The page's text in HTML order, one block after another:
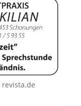
revista.de